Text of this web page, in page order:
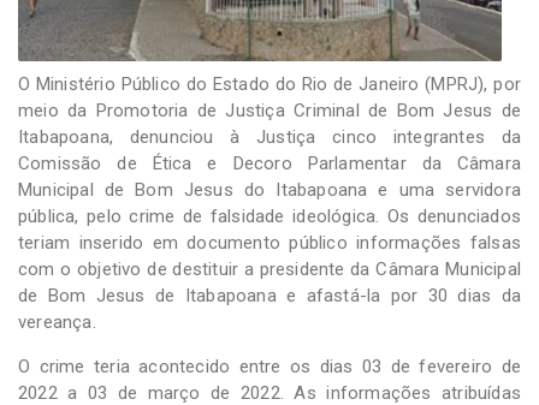
O Ministério Público do Estado do Rio de Janeiro (MPRJ), por
meio da Promotoria de Justiça Criminal de Bom Jesus de
Itabapoana, denunciou à Justiça cinco integrantes da
Comissão de Ética e Decoro Parlamentar da Câmara
Municipal de Bom Jesus do Itabapoana e uma servidora
pública, pelo crime de falsidade ideológica. Os denunciados
teriam inserido em documento público informações falsas
com o objetivo de destituir a presidente da Câmara Municipal
de Bom Jesus de Itabapoana e afastá-la por 30 dias da
vereança.
O crime teria acontecido entre os dias 03 de fevereiro de
2022 a 03 de março de 2022. As informações atribuídas